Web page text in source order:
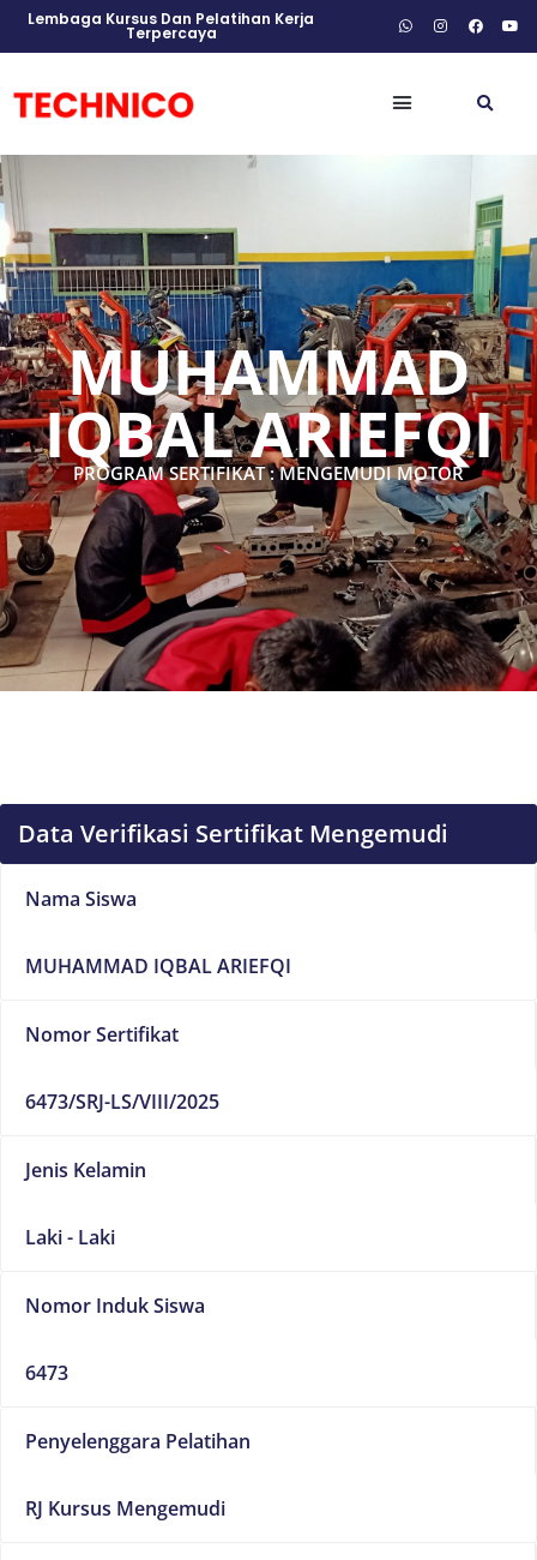
Lembaga Kursus Dan Pelatihan Kerja
Terpercaya
MUHAMMAD
IQBAL ARIEFQI
PROGRAM SERTIFIKAT : MENGEMUDI MOTOR
Data Verifikasi Sertifikat Mengemudi
Nama Siswa
MUHAMMAD IQBAL ARIEFQI
Nomor Sertifikat
6473/SRJ-LS/VIII/2025
Jenis Kelamin
Laki - Laki
Nomor Induk Siswa
6473
Penyelenggara Pelatihan
RJ Kursus Mengemudi